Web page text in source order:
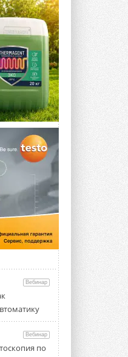
и
...
аварий
снеговых ...
насос PV/T
...
сентября в
Форум
...
One
Вебинар
Вебинар
по